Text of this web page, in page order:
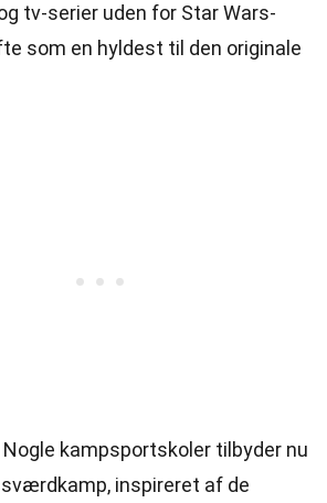
tv-serier uden for Star Wars-
som en hyldest til den originale
Nogle kampsportskoler tilbyder nu
inspireret af de